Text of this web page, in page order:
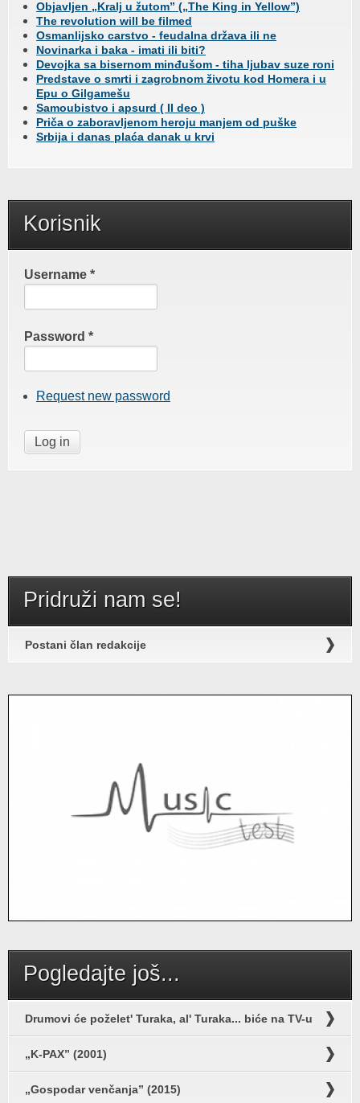
Objavljen „Kralj u žutom” („The King in Yellow”)
The revolution will be filmed
Osmanlijsko carstvo - feudalna država ili ne
Novinarka i baka - imati ili biti?
Devojka sa bisernom minđušom - tiha ljubav suze roni
Predstave o smrti i zagrobnom životu kod Homera i u
Epu o Gilgamešu
Samoubistvo i apsurd ( II deo )
Priča o zaboravljenom heroju manjem od puške
Srbija i danas plaća danak u krvi
Korisnik
Username *
Password *
Request new password
Pridruži nam se!
Postani član redakcije
Pogledajte još...
Drumovi će poželet' Turaka, al' Turaka... biće na TV-u
„K-PAX” (2001)
„Gospodar venčanja” (2015)